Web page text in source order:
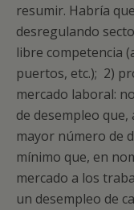
resumir. Habría
desregulando
libre competencia
puertos, etc.); 2)
mercado laboral:
de desempleo
mayor número de
mínimo que, en
mercado a los
un desempleo de